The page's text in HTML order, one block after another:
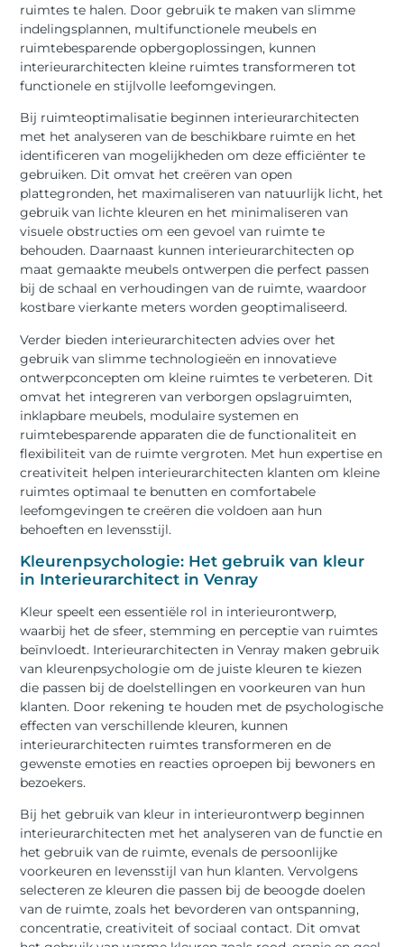
ruimtes te halen. Door gebruik te maken van slimme
indelingsplannen, multifunctionele meubels en
ruimtebesparende opbergoplossingen, kunnen
interieurarchitecten kleine ruimtes transformeren tot
functionele en stijlvolle leefomgevingen.
Bij ruimteoptimalisatie beginnen interieurarchitecten
met het analyseren van de beschikbare ruimte en het
identificeren van mogelijkheden om deze efficiënter te
gebruiken. Dit omvat het creëren van open
plattegronden, het maximaliseren van natuurlijk licht, het
gebruik van lichte kleuren en het minimaliseren van
visuele obstructies om een gevoel van ruimte te
behouden. Daarnaast kunnen interieurarchitecten op
maat gemaakte meubels ontwerpen die perfect passen
bij de schaal en verhoudingen van de ruimte, waardoor
kostbare vierkante meters worden geoptimaliseerd.
Verder bieden interieurarchitecten advies over het
gebruik van slimme technologieën en innovatieve
ontwerpconcepten om kleine ruimtes te verbeteren. Dit
omvat het integreren van verborgen opslagruimten,
inklapbare meubels, modulaire systemen en
ruimtebesparende apparaten die de functionaliteit en
flexibiliteit van de ruimte vergroten. Met hun expertise en
creativiteit helpen interieurarchitecten klanten om kleine
ruimtes optimaal te benutten en comfortabele
leefomgevingen te creëren die voldoen aan hun
behoeften en levensstijl.
Kleurenpsychologie: Het gebruik van kleur
in Interieurarchitect in Venray
Kleur speelt een essentiële rol in interieurontwerp,
waarbij het de sfeer, stemming en perceptie van ruimtes
beïnvloedt. Interieurarchitecten in Venray maken gebruik
van kleurenpsychologie om de juiste kleuren te kiezen
die passen bij de doelstellingen en voorkeuren van hun
klanten. Door rekening te houden met de psychologische
effecten van verschillende kleuren, kunnen
interieurarchitecten ruimtes transformeren en de
gewenste emoties en reacties oproepen bij bewoners en
bezoekers.
Bij het gebruik van kleur in interieurontwerp beginnen
interieurarchitecten met het analyseren van de functie en
het gebruik van de ruimte, evenals de persoonlijke
voorkeuren en levensstijl van hun klanten. Vervolgens
selecteren ze kleuren die passen bij de beoogde doelen
van de ruimte, zoals het bevorderen van ontspanning,
concentratie, creativiteit of sociaal contact. Dit omvat